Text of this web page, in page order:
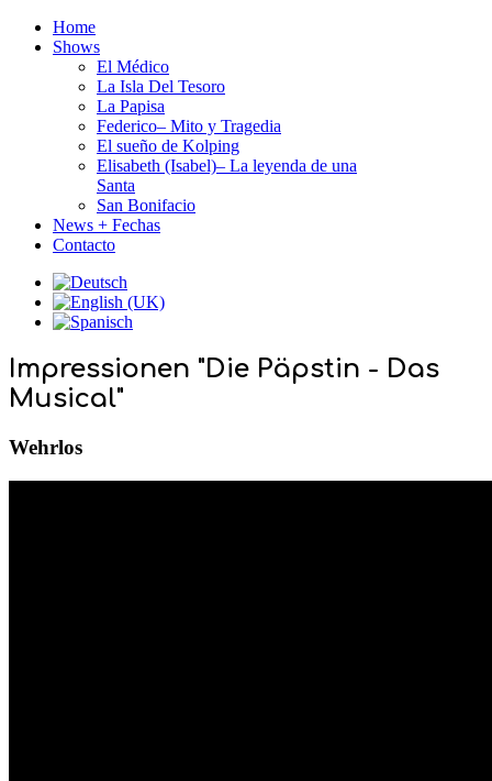
Home
Shows
El Médico
La Isla Del Tesoro
La Papisa
Federico– Mito y Tragedia
El sueño de Kolping
Elisabeth (Isabel)– La leyenda de una
Santa
San Bonifacio
News + Fechas
Contacto
Impressionen "Die Päpstin - Das
Musical"
Wehrlos